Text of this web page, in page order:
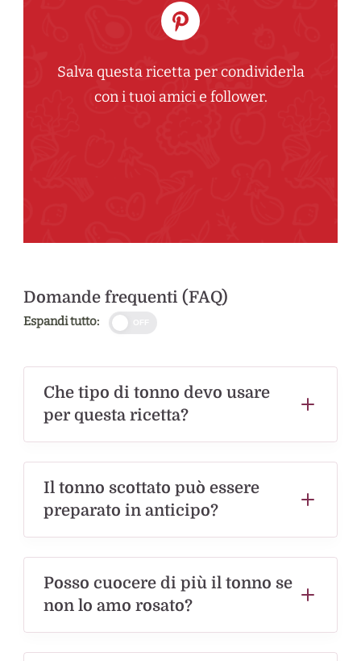
Salva questa ricetta per condividerla
con i tuoi amici e follower.
Domande frequenti (FAQ)
Espandi tutto:
Che tipo di tonno devo usare
per questa ricetta?
Il tonno scottato può essere
preparato in anticipo?
Posso cuocere di più il tonno se
non lo amo rosato?